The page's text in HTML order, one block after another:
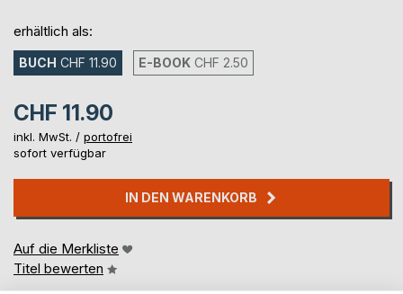
erhältlich als:
BUCH CHF 11.90 E-BOOK CHF 2.50
CHF 11.90
inkl. MwSt. / portofrei
sofort verfügbar
IN DEN WARENKORB
Auf die Merkliste
Titel bewerten